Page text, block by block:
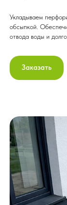
Укладываем
обсыпкой.
отвода воды и
Заказать